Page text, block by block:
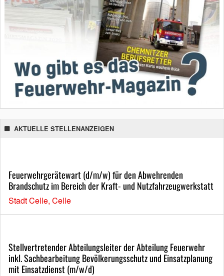
AKTUELLE STELLENANZEIGEN
Feuerwehrgerätewart (d/m/w) für den Abwehrenden
Brandschutz im Bereich der Kraft- und Nutzfahrzeugwerkstatt
Stadt Celle, Celle
Stellvertretender Abteilungsleiter der Abteilung Feuerwehr
inkl. Sachbearbeitung Bevölkerungsschutz und Einsatzplanung
mit Einsatzdienst (m/w/d)